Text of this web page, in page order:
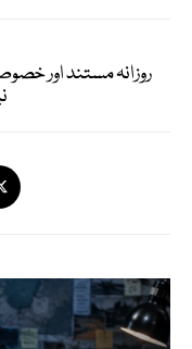
روزانہ مستند اور